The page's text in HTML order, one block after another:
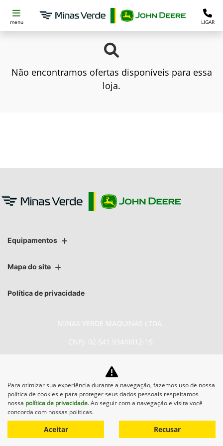
menu LIGAR
Não encontramos ofertas disponíveis para essa
loja.
Equipamentos
Mapa do site
Política de privacidade
MINAS VERDE MAQUINAS LTDA.
CNPJ: 02.541.934/0012-19
No trânsito, enxergar o outro
salva vidas.
Desenvolvido pela DEALERSPACE ® Direitos Reservados.
Para otimizar sua experiência durante a navegação, fazemos uso de nossa
política de cookies e para proteger seus dados pessoais respeitamos
nossa política de privacidade. Ao seguir com a navegação e visita você
concorda com nossas políticas.
Aceitar Recusar